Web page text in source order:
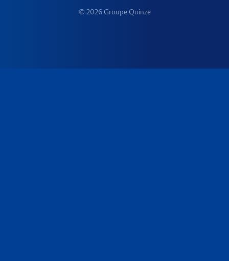
© 2026 Groupe Quinze